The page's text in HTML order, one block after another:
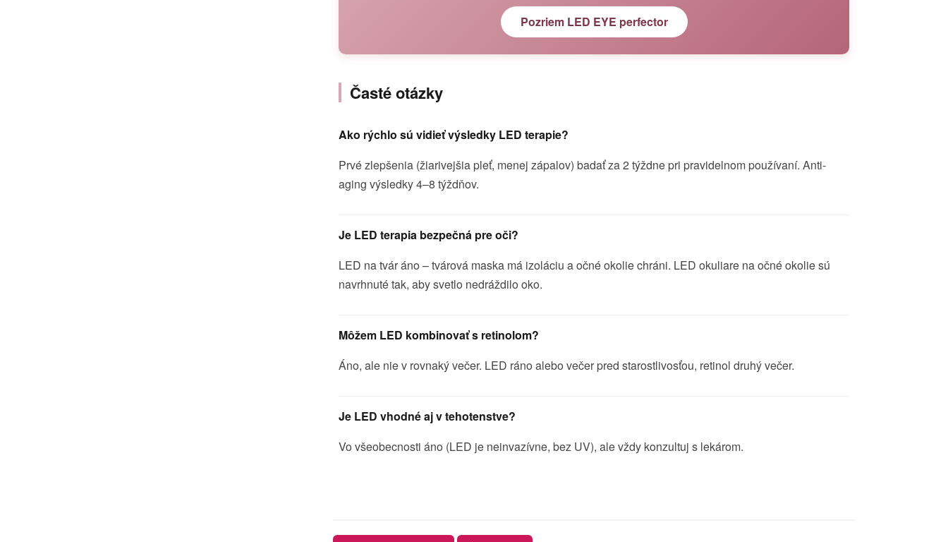
Pozriem LED EYE perfector
Časté otázky
Ako rýchlo sú vidieť výsledky LED terapie?
Prvé zlepšenia (žiarivejšia pleť, menej zápalov) badať za 2 týždne pri pravidelnom používaní. Anti-
aging výsledky 4–8 týždňov.
Je LED terapia bezpečná pre oči?
LED na tvár áno – tvárová maska má izoláciu a očné okolie chráni. LED okuliare na očné okolie sú
navrhnuté tak, aby svetlo nedráždilo oko.
Môžem LED kombinovať s retinolom?
Áno, ale nie v rovnaký večer. LED ráno alebo večer pred starostlivosťou, retinol druhý večer.
Je LED vhodné aj v tehotenstve?
Vo všeobecnosti áno (LED je neinvazívne, bez UV), ale vždy konzultuj s lekárom.